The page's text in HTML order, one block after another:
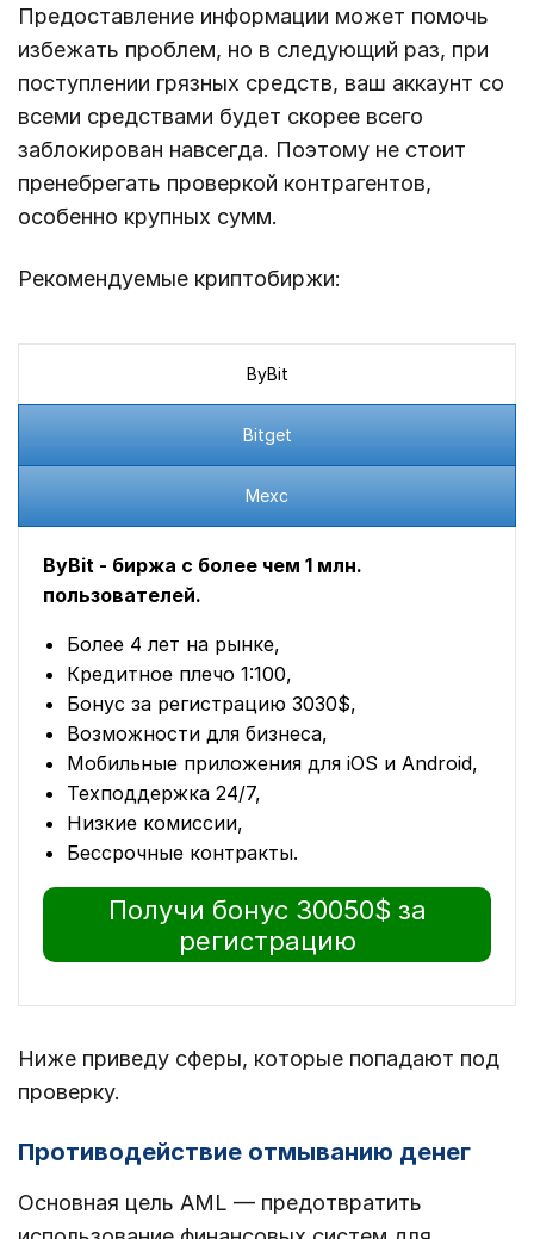
Предоставление информации может помочь
избежать проблем, но в следующий раз, при
поступлении грязных средств, ваш аккаунт со
всеми средствами будет скорее всего
заблокирован навсегда. Поэтому не стоит
пренебрегать проверкой контрагентов,
особенно крупных сумм.
Рекомендуемые криптобиржи:
ByBit
Bitget
Mexc
ByBit - биржа с более чем 1 млн.
пользователей.
Более 4 лет на рынке,
Кредитное плечо 1:100,
Бонус за регистрацию 3030$,
Возможности для бизнеса,
Мобильные приложения для iOS и Android,
Техподдержка 24/7,
Низкие комиссии,
Бессрочные контракты.
Получи бонус 30050$ за
регистрацию
Ниже приведу сферы, которые попадают под
проверку.
Противодействие отмыванию денег
Основная цель AML — предотвратить